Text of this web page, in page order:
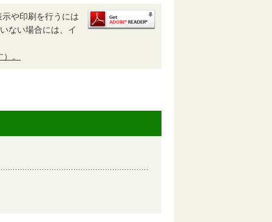
や印刷を行うには
ない場合には、イ
。